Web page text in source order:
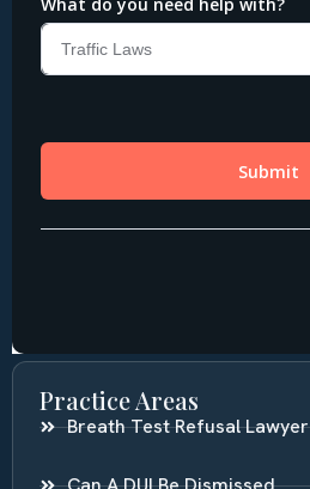
Practice Areas
Breath Test Refusal Lawyer